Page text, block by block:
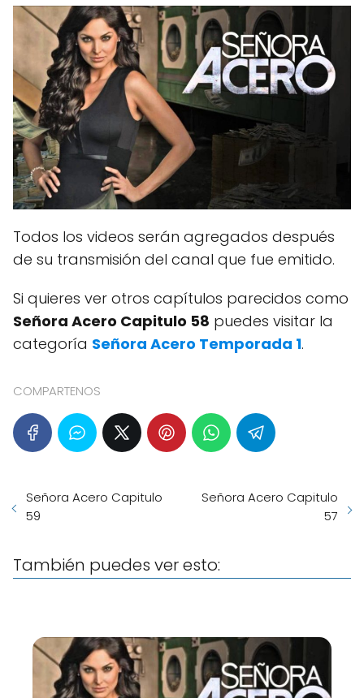
Todos los videos serán agregados después
de su transmisión del canal que fue emitido.
Si quieres ver otros capítulos parecidos como
Señora Acero Capitulo 58 puedes visitar la
categoría Señora Acero Temporada 1.
COMPARTENOS
Señora Acero Capitulo
59
Señora Acero Capitulo
57
También puedes ver esto: